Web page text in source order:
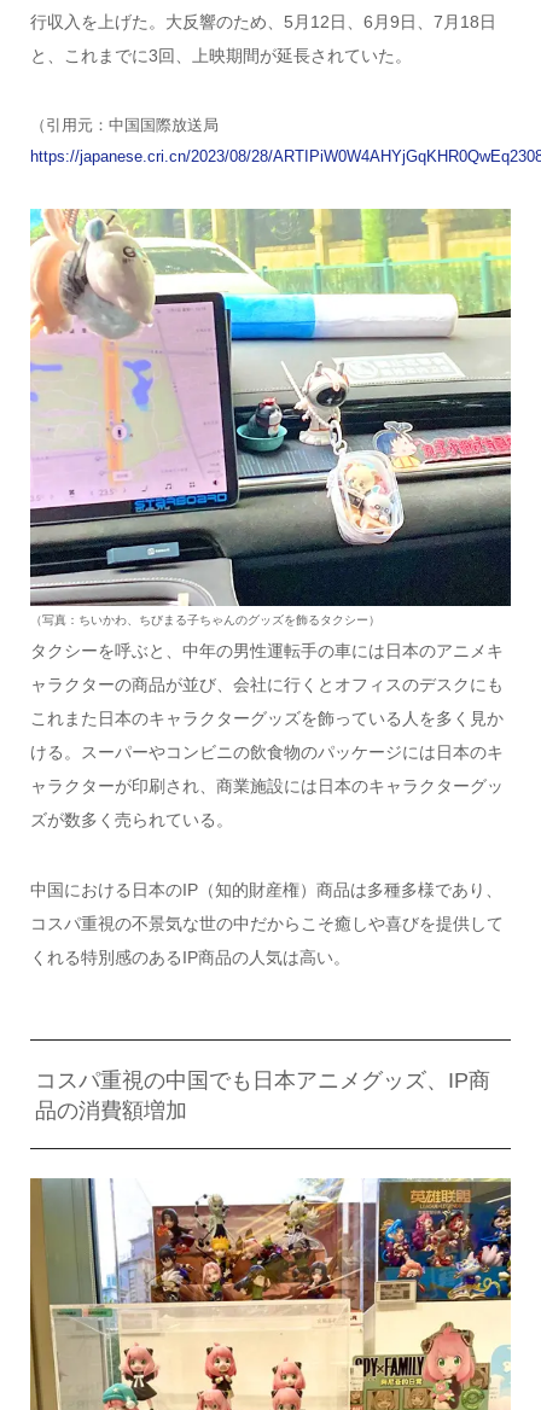
行収入を上げた。大反響のため、5月12日、6月9日、7月18日
と、これまでに3回、上映期間が延長されていた。
（引用元：中国国際放送局
https://japanese.cri.cn/2023/08/28/
（写真：ちいかわ、ちびまる子ちゃんのグッズを飾るタクシー）
タクシーを呼ぶと、中年の男性運転手の車には日本のアニメキ
ャラクターの商品が並び、会社に行くとオフィスのデスクにも
これまた日本のキャラクターグッズを飾っている人を多く見か
ける。スーパーやコンビニの飲食物のパッケージには日本のキ
ャラクターが印刷され、商業施設には日本のキャラクターグッ
ズが数多く売られている。
中国における日本のIP（知的財産権）商品は多種多様であり、
コスパ重視の不景気な世の中だからこそ癒しや喜びを提供して
くれる特別感のあるIP商品の人気は高い。
コスパ重視の中国でも日本アニメグッズ、IP商
品の消費額増加